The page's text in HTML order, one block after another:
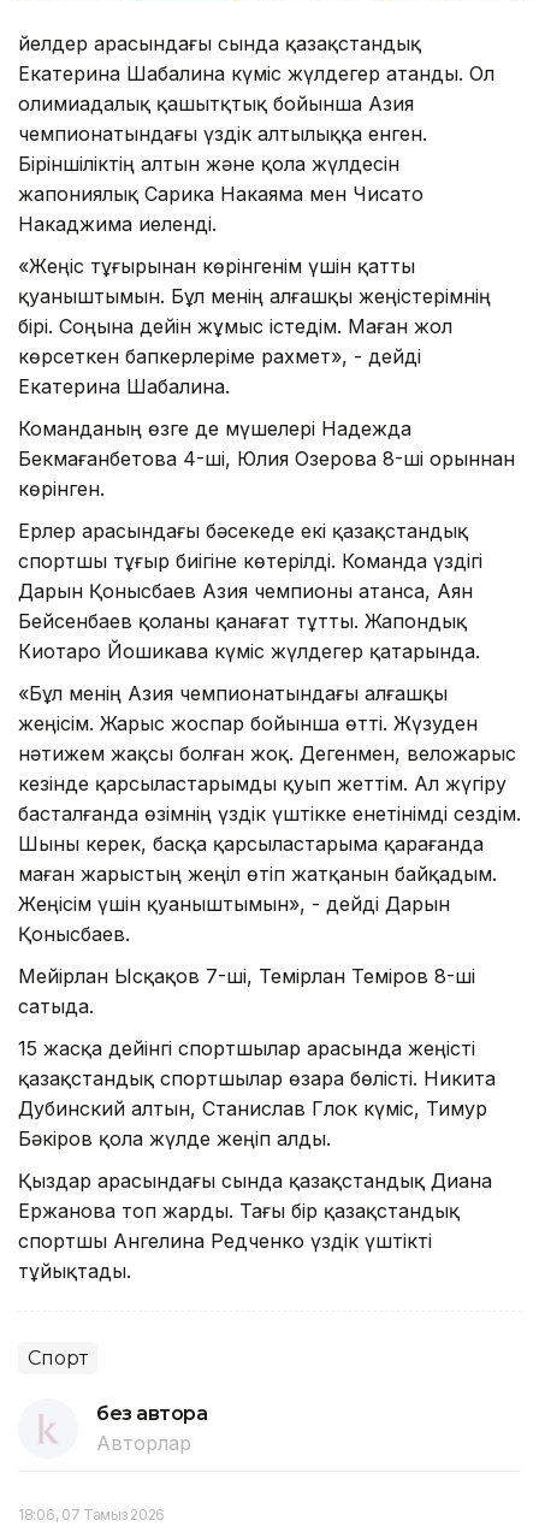
Әйелдер арасындағы сында қазақстандық
Екатерина Шабалина күміс жүлдегер атанды. Ол
олимиадалық қашытқтық бойынша Азия
чемпионатындағы үздік алтылыққа енген.
Біріншіліктің алтын және қола жүлдесін
жапониялық Сарика Накаяма мен Чисато
Накаджима иеленді.
«Жеңіс тұғырынан көрінгенім үшін қатты
қуаныштымын. Бұл менің алғашқы жеңістерімнің
бірі. Соңына дейін жұмыс істедім. Маған жол
көрсеткен бапкерлеріме рахмет», - дейді
Екатерина Шабалина.
Команданың өзге де мүшелері Надежда
Бекмағанбетова 4-ші, Юлия Озерова 8-ші орыннан
көрінген.
Ерлер арасындағы бәсекеде екі қазақстандық
спортшы тұғыр биігіне көтерілді. Команда үздігі
Дарын Қонысбаев Азия чемпионы атанса, Аян
Бейсенбаев қоланы қанағат тұтты. Жапондық
Киотаро Йошикава күміс жүлдегер қатарында.
«Бұл менің Азия чемпионатындағы алғашқы
жеңісім. Жарыс жоспар бойынша өтті. Жүзуден
нәтижем жақсы болған жоқ. Дегенмен, веложарыс
кезінде қарсыластарымды қуып жеттім. Ал жүгіру
басталғанда өзімнің үздік үштікке енетінімді сездім.
Шыны керек, басқа қарсыластарыма қарағанда
маған жарыстың жеңіл өтіп жатқанын байқадым.
Жеңісім үшін қуаныштымын», - дейді Дарын
Қонысбаев.
Мейірлан Ысқақов 7-ші, Темірлан Теміров 8-ші
сатыда.
15 жасқа дейінгі спортшылар арасында жеңісті
қазақстандық спортшылар өзара бөлісті. Никита
Дубинский алтын, Станислав Глок күміс, Тимур
Бәкіров қола жүлде жеңіп алды.
Қыздар арасындағы сында қазақстандық Диана
Ержанова топ жарды. Тағы бір қазақстандық
спортшы Ангелина Редченко үздік үштікті
тұйықтады.
Спорт
без автора
Авторлар
18:06, 07 Тамыз 2026